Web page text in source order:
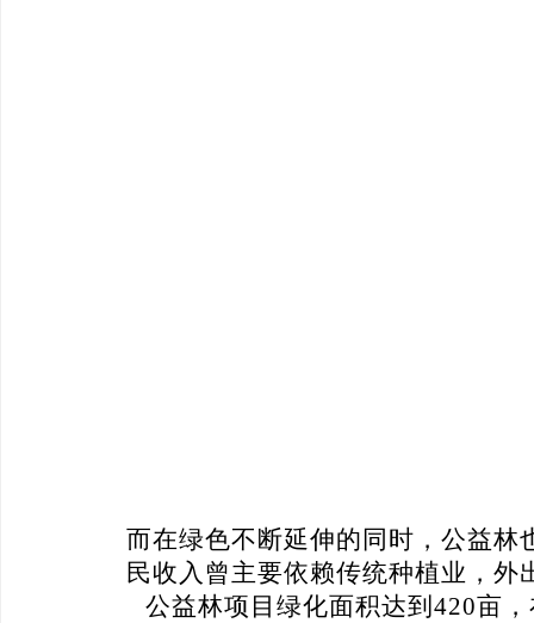
而在绿色不断延伸的同时，公益
民收入曾主要依赖传统种植业 ， 外
公益林项目 绿化面积达到 420亩